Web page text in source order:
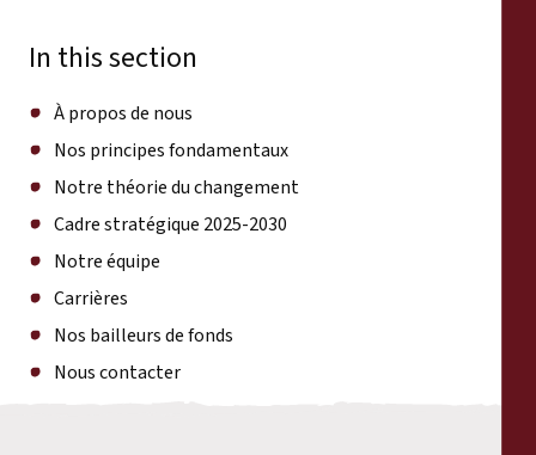
Qui nous sommes
Nos principes fondamentaux
Notre théorie du changement
Cadre stratégique 2025-2030
Notre équipe
Carrières
Nous soutenir
Dernières actualités
Publications et ressources
In this section
À propos de nous
Nos principes fondamentaux
Notre théorie du changement
Cadre stratégique 2025-2030
Notre équipe
Carrières
Nos bailleurs de fonds
Nous contacter